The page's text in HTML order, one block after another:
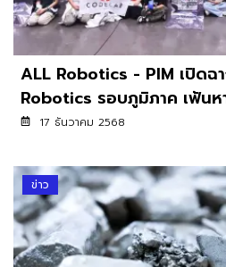
ALL Robotics - PIM เปิด
Robotics รอบภูมิภาค เฟ้นหาสุดยอดทีมชิงชัย
ระดับประเทศ
17 ธันวาคม 2568
ข่าว